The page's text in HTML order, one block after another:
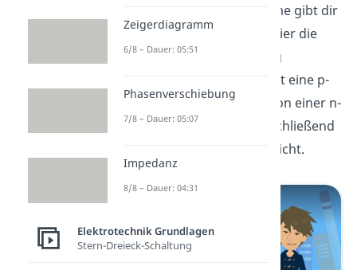
Bipolartransistor. Der Name gibt dir
schon den Hinweis, dass hier die
Reihenfolge der Dotierung
unterschiedlich ist: Du hast eine p-
dotierte Schicht, gefolgt von einer n-
dotierten Schicht und anschließend
wieder eine p-dotierte Schicht.
Zeigerdiagramm
6/8 – Dauer: 05:51
Phasenverschiebung
7/8 – Dauer: 05:07
Impedanz
8/8 – Dauer: 04:31
Elektrotechnik Grundlagen
Stern-Dreieck-Schaltung